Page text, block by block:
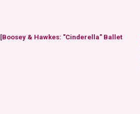
[Boosey & Hawkes: "Cinderella" Ballet